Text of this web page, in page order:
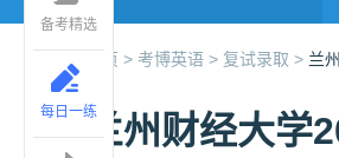
首页 > 考博英语 > 复试录取 > 兰
兰州财经大学
备考精选
每日一练